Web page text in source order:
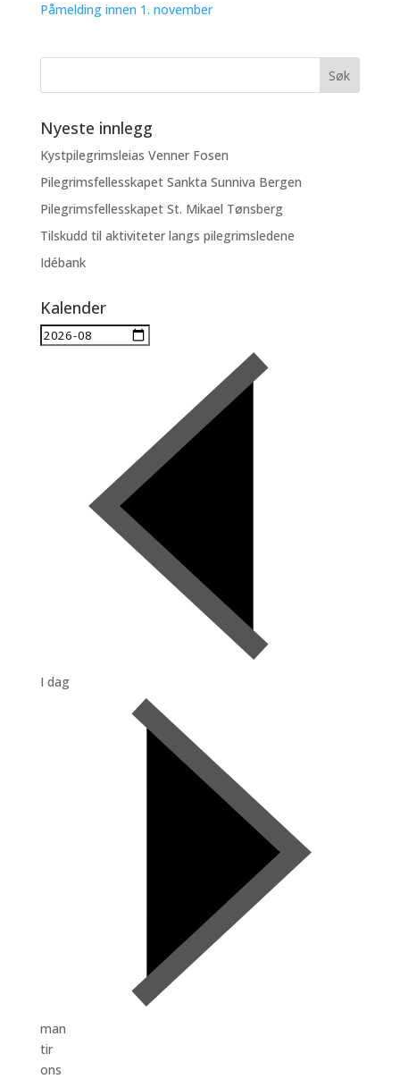
Påmelding innen 1. november
Nyeste innlegg
Kystpilegrimsleias Venner Fosen
Pilegrimsfellesskapet Sankta Sunniva Bergen
Pilegrimsfellesskapet St. Mikael Tønsberg
Tilskudd til aktiviteter langs pilegrimsledene
Idébank
Kalender
I dag
man
tir
ons